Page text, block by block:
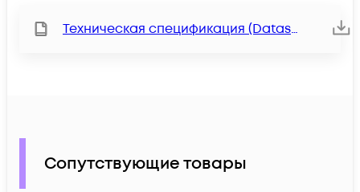
Техническая спецификация (Datasheet)
Сопутствующие товары